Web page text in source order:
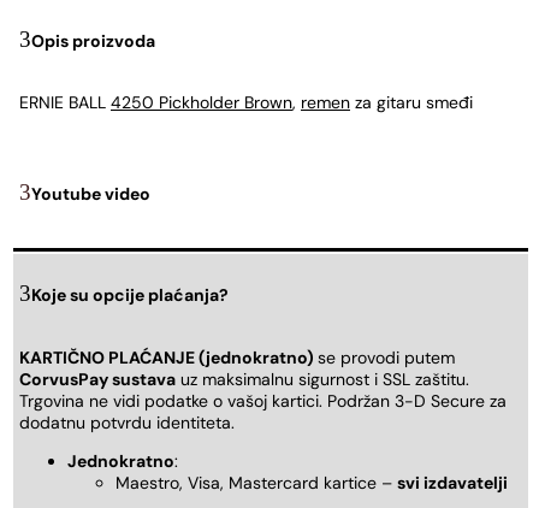
Opis proizvoda
ERNIE BALL 4250 Pickholder Brown, remen za gitaru smeđi
Youtube video
Koje su opcije plaćanja?
KARTIČNO PLAĆANJE (jednokratno) se provodi putem
CorvusPay sustava uz maksimalnu sigurnost i SSL zaštitu.
Trgovina ne vidi podatke o vašoj kartici. Podržan 3-D Secure za
dodatnu potvrdu identiteta.
Jednokratno:
Maestro, Visa, Mastercard kartice – svi izdavatelji